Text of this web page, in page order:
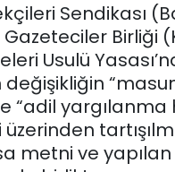
Sendikası
Gazeteciler Birliği
Usulü
“adil yargılanma
metni ve yapılan